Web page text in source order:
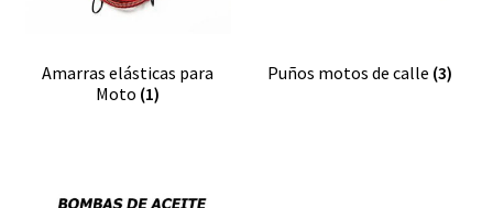
Amarras elásticas para
Moto (1)
Puños motos de calle (3)